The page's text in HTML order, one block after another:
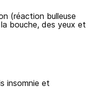
(réaction bulleuse
bouche, des yeux et
insomnie et